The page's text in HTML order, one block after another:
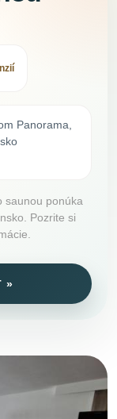
Panorama,
saunou ponúka
Pozrite si
»